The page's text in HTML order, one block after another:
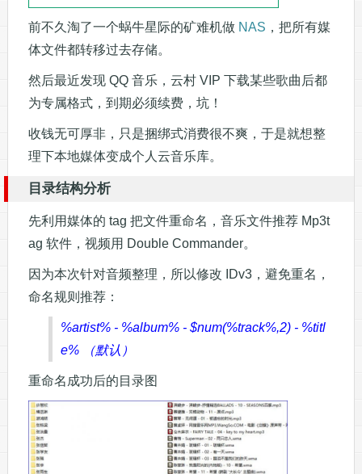
前不久淘了一个蜗牛星际的矿难机做 NAS ，把所有媒
体文件都转移过去存储。
然后最近发现 QQ 音乐，云村 VIP 下载某些歌曲后都
为专属格式，到期必须续费，坑！
收钱无可厚非，只是捆绑式消费很不爽，于是就想整
理下本地媒体变成个人云音乐库。
目录结构分析
先利用媒体的 tag 把文件重命名，音乐文件推荐 Mp3t
ag 软件，视频用 Double Commander。
因为本次针对音频整理，所以修改 IDv3，避免重名，
命名规则推荐：
%artist% - %album% - $num(%track%,2) - %titl
e% （默认）
重命名成功后的目录图